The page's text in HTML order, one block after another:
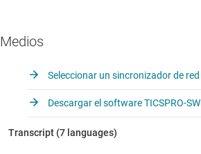
Medios
Seleccionar un sincronizador de red
Descargar el software TICSPRO-SW